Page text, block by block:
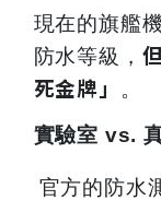
現在的旗艦
防水等級，
死金牌」
。
實驗室 vs.
官方的防水